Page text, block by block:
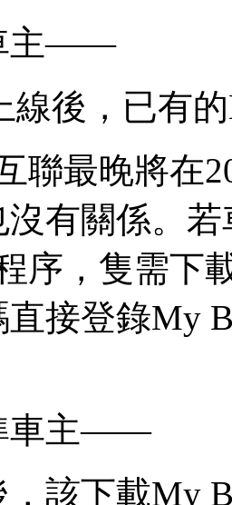
主——
線後，已有
聯最晚將在
有關係。
序，隻需下
直接登錄My
車主——
，該下載My